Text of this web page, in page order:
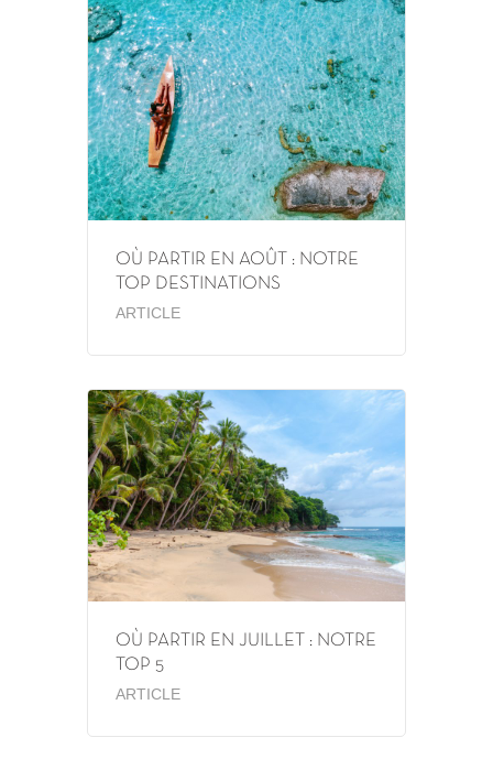
OÙ PARTIR EN AOÛT : NOTRE
TOP DESTINATIONS
ARTICLE
OÙ PARTIR EN JUILLET : NOTRE
TOP 5
ARTICLE